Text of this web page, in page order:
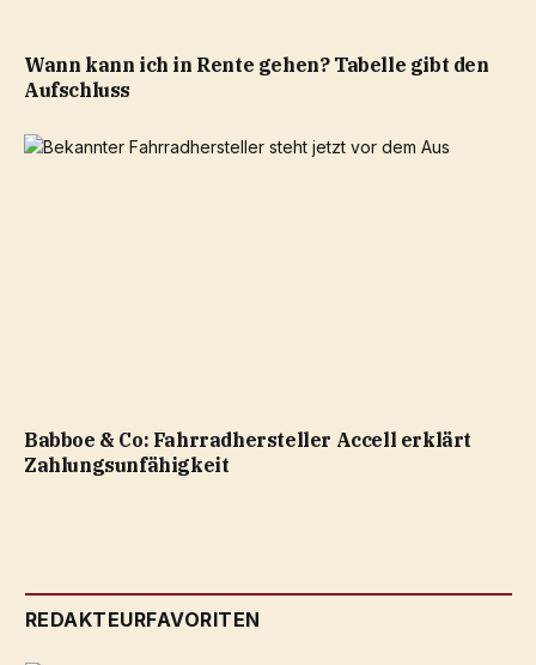
Wann kann ich in Rente gehen? Tabelle gibt den
Aufschluss
Babboe & Co: Fahrradhersteller Accell erklärt
Zahlungsunfähigkeit
REDAKTEURFAVORITEN